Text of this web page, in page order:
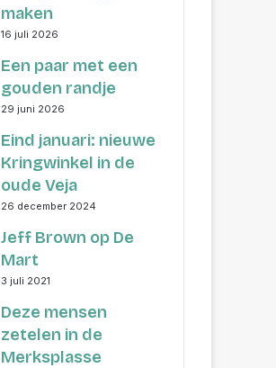
maken
16 juli 2026
Een paar met een
gouden randje
29 juni 2026
Eind januari: nieuwe
Kringwinkel in de
oude Veja
26 december 2024
Jeff Brown op De
Mart
3 juli 2021
Deze mensen
zetelen in de
Merksplasse